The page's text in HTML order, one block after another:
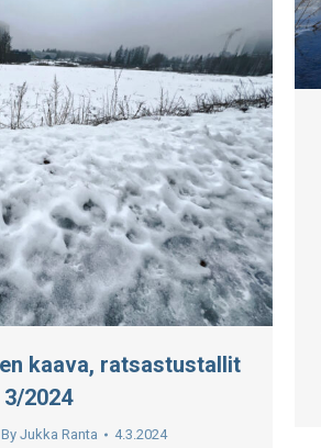
kaava, ratsastustallit
2024
By Jukka Ranta 4.3.2024